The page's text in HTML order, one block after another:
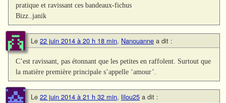
pratique et ravissant ces bandeaux-fichus
Bizz..janik
Le 22 juin 2014 à 20 h 18 min, Nanouanne a dit :
C’est ravissant, pas étonnant que les petites en raffolent. Surtout que
la matière première principale s’appelle ‘amour’.
Le 22 juin 2014 à 21 h 32 min, lilou25 a dit :